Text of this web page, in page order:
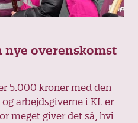
nye overenskomst
5.000 kroner med den
arbejdsgiverne i KL er
meget giver det så, hvis